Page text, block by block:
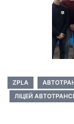
ZPLA
ЛІЦЕЙ